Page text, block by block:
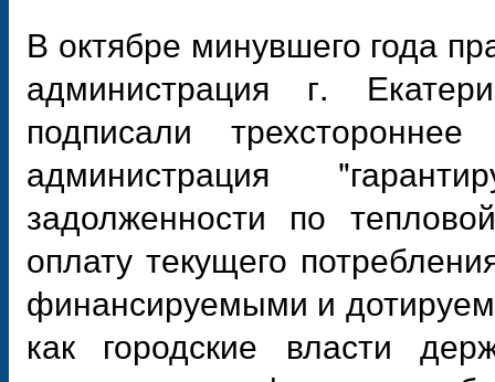
В октябре минувшего года
администрация г.
подписали
администрация
задолженности по
оплату текущего
финансируемыми и
как городские власти